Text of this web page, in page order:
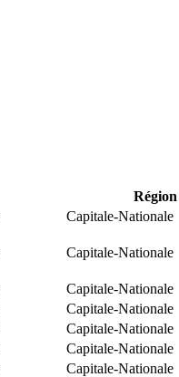
Région
Capitale-Nationale
Capitale-Nationale
Capitale-Nationale
Capitale-Nationale
Capitale-Nationale
Capitale-Nationale
Capitale-Nationale